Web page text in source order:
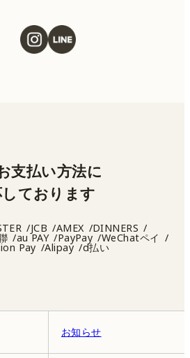
お知らせ
支払い方法に
ております
JCB AMEX DINNERS
au PAY PayPay WeChatペイ
Pay Alipay d払い